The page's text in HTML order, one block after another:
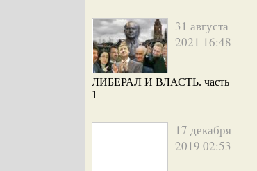
31 августа
2021 16:48
ЛИБЕРАЛ И ВЛАСТЬ. часть
1
17 декабря
2019 02:53